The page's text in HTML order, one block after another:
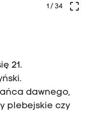
crop_free
1/ 34
21.
dawnego,
plebejskie czy